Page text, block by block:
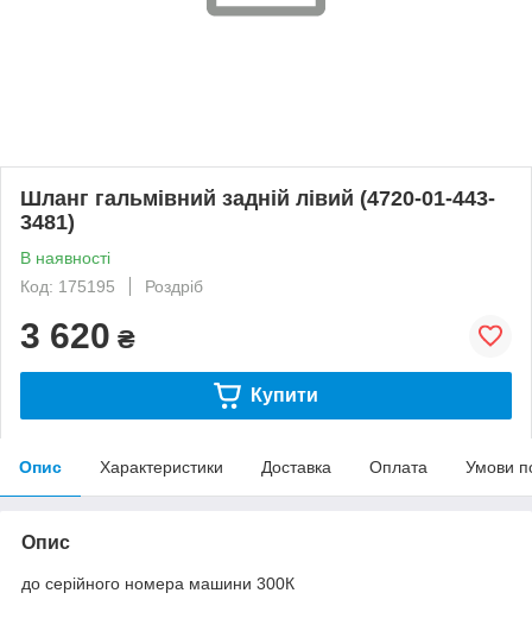
Шланг гальмівний задній лівий (4720-01-443-
3481)
В наявності
Код: 175195
Роздріб
3 620 ₴
Купити
Опис Характеристики Доставка Оплата Умови
Опис
до серійного номера машини 300К